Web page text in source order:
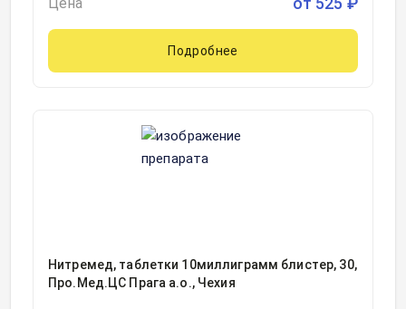
Подробнее
Нитремед, таблетки 10миллиграмм блистер, 30,
Про.Мед.ЦС Прага а.о., Чехия